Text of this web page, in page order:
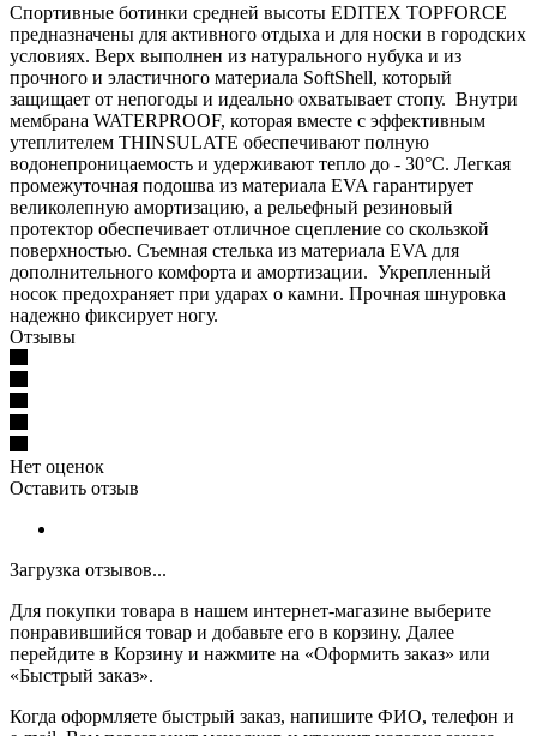
Спортивные ботинки средней высоты EDITEX TOPFORCE
предназначены для активного отдыха и для носки в городских
условиях. Верх выполнен из натурального нубука и из
прочного и эластичного материала SoftShell, который
защищает от непогоды и идеально охватывает стопу. Внутри
мембрана WATERPROOF, которая вместе с эффективным
утеплителем THINSULATE обеспечивают полную
водонепроницаемость и удерживают тепло до - 30°C. Легкая
промежуточная подошва из материала EVA гарантирует
великолепную амортизацию, а рельефный резиновый
протектор обеспечивает отличное сцепление со скользкой
поверхностью. Съемная стелька из материала EVA для
дополнительного комфорта и амортизации. Укрепленный
носок предохраняет при ударах о камни. Прочная шнуровка
надежно фиксирует ногу.
Отзывы
Нет оценок
Оставить отзыв
Загрузка отзывов...
Для покупки товара в нашем интернет-магазине выберите
понравившийся товар и добавьте его в корзину. Далее
перейдите в Корзину и нажмите на «Оформить заказ» или
«Быстрый заказ».
Когда оформляете быстрый заказ, напишите ФИО, телефон и